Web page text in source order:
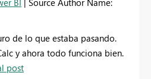
BI | Source Author Name:
de lo que estaba pasando.
y ahora todo funciona bien.
post